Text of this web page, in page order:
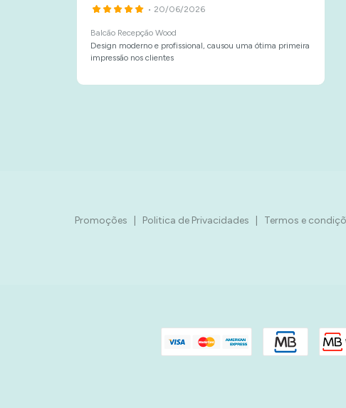
• 20/06/2026
Balcão Recepção Wood
Design moderno e profissional, causou uma ótima primeira
impressão nos clientes
Promoções Politica de Privacidades Termos e